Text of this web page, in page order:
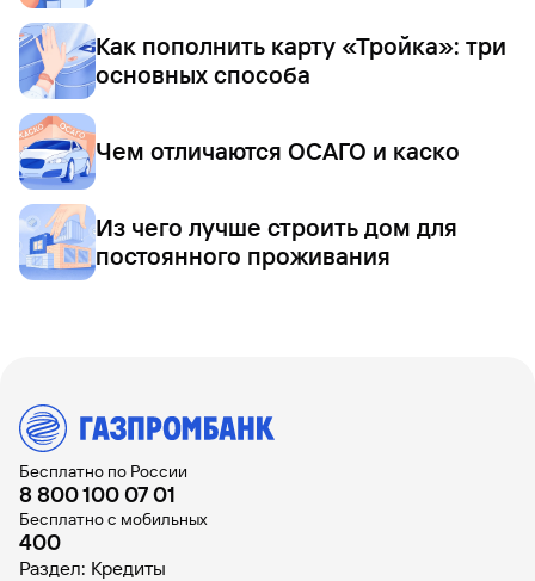
Как пополнить карту «Тройка»: три
основных способа
Чем отличаются ОСАГО и каско
Из чего лучше строить дом для
постоянного проживания
Бесплатно по России
8 800 100 07 01
Бесплатно с мобильных
400
Раздел: Кредиты